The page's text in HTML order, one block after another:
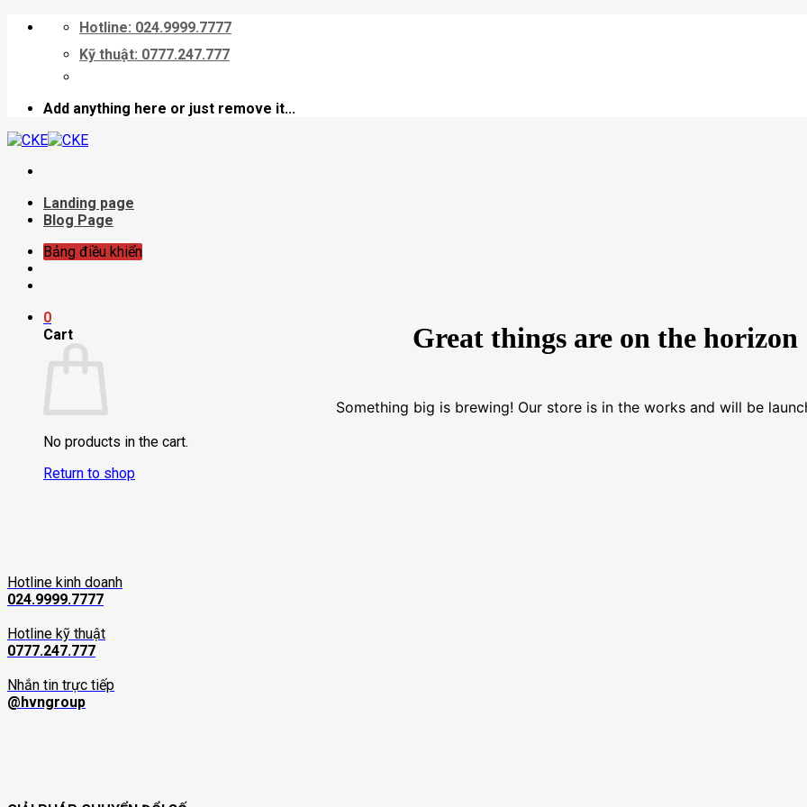
Skip
Hotline: 024.9999.7777
Kỹ thuật: 0777.247.777
Add anything here or just remove it...
Landing page
Blog Page
Bảng điều khiển
0
Cart
No products in the cart.
Return to shop
Great things are on the horizon
Something big is brewing! Our store is in the works and will be
Hotline kinh doanh
024.9999.7777
Hotline kỹ thuật
0777.247.777
Nhắn tin trực tiếp
@hvngroup